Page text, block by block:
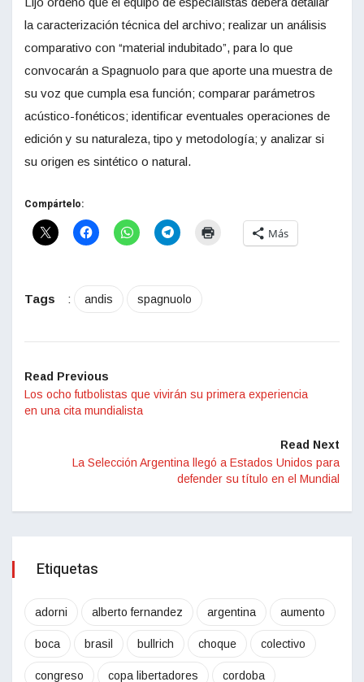
la caracterización técnica del archivo; realizar un análisis
comparativo con “material indubitado”, para lo que
convocarán a Spagnuolo para que aporte una muestra de
su voz que cumpla esa función; comparar parámetros
acústico-fonéticos; identificar eventuales operaciones de
edición y su naturaleza, tipo y metodología; y analizar si
su origen es sintético o natural.
Compártelo:
Más
Tags : andis spagnuolo
Read Previous
Los ocho futbolistas que vivirán su primera experiencia
en una cita mundialista
Read Next
La Selección Argentina llegó a Estados Unidos para
defender su título en el Mundial
Etiquetas
adorni alberto fernandez argentina aumento
boca brasil bullrich choque colectivo
congreso copa libertadores cordoba